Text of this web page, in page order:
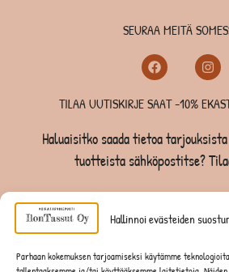
Hallinnoi evästeiden
Parhaan kokemuksen tarjoamiseksi käytämme
SEURAA MEITÄ
TILAA UUTISKIRJE SAAT -10%
Haluaisitko saada tietoa
tuotteista sähköpostitse?
TILAA UUTISKIRJE -SAAT -10% EKASTA